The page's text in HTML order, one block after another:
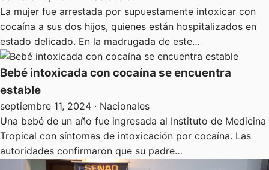
La mujer fue arrestada por supuestamente intoxicar con
cocaína a sus dos hijos, quienes están hospitalizados en
estado delicado. En la madrugada de este…
Bebé intoxicada con cocaína se encuentra
estable
septiembre 11, 2024 · Nacionales
Una bebé de un año fue ingresada al Instituto de Medicina
Tropical con síntomas de intoxicación por cocaína. Las
autoridades confirmaron que su padre…